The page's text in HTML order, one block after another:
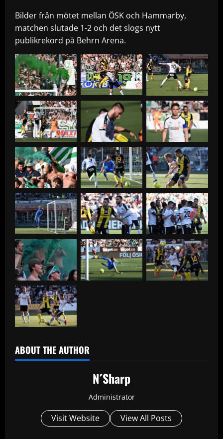
Bilder från mötet mellan ÖSK och Hammarby,
matchen slutade 1-2 och det slogs nytt
publikrekord på Behrn Arena.
ABOUT THE AUTHOR
N´Sharp
Administrator
Visit Website View All Posts